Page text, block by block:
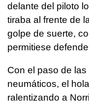
delante del piloto
tiraba al frente de
golpe de suerte,
permitiese
Con el paso de
neumáticos, el
ralentizando a